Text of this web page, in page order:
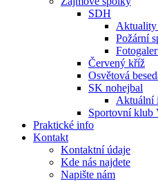
SDH
Požární
Červený kříž
Osvětová
SK nohejbal
Aktuální
Sportovní klub
Praktické info
Kontakt
Kontaktní údaje
Kde nás najdete
Napište nám